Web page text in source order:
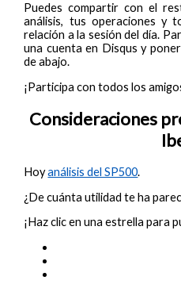
Puedes compartir con el
análisis, tus operaciones y
relación a la sesión del día.
una cuenta en Disqus y
de abajo.
¡Participa con todos los
Consideraciones
Hoyanálisis del SP500.
¿De cuánta utilidad te ha
¡Haz clic en una estrella para